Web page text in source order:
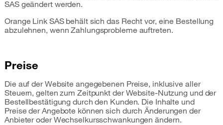
SAS geändert werden.
Orange Link SAS behält sich das Recht vor, eine Bestellung
abzulehnen, wenn Zahlungsprobleme auftreten.
Preise
Die auf der Website angegebenen Preise, inklusive aller
Steuern, gelten zum Zeitpunkt der Website-Nutzung und der
Bestellbestätigung durch den Kunden. Die Inhalte und
Preise der Angebote können sich durch Änderungen der
Anbieter oder Wechselkursschwankungen ändern.